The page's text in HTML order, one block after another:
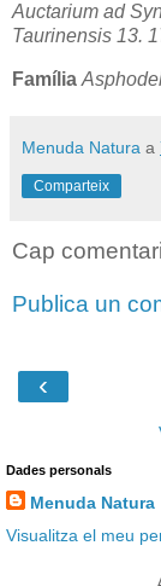
Auctarium ad
Taurinensis 13.
Família
Menuda Natura a
Comparteix
Cap
Publica un
‹
Dades personals
Menuda Natura
Visualitza el meu